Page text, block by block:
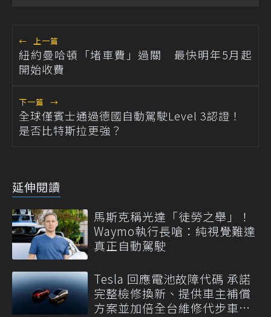
← 上一篇
紐約曼哈頓「堵車費」過關 最快明年5月起
開始收費
下一篇 →
全球僅賓士通過德國自動駕駛Level 3認證！
是否比特斯拉更強？
延伸閱讀
馬斯克稱光達「徒勞之舉」！
Waymo執行長嗆：純視覺難達
真正自動駕駛
Tesla 回應電池故障代碼 承諾
完整檢修換新、提供車主補償
方案並加倍全台維修代步車數